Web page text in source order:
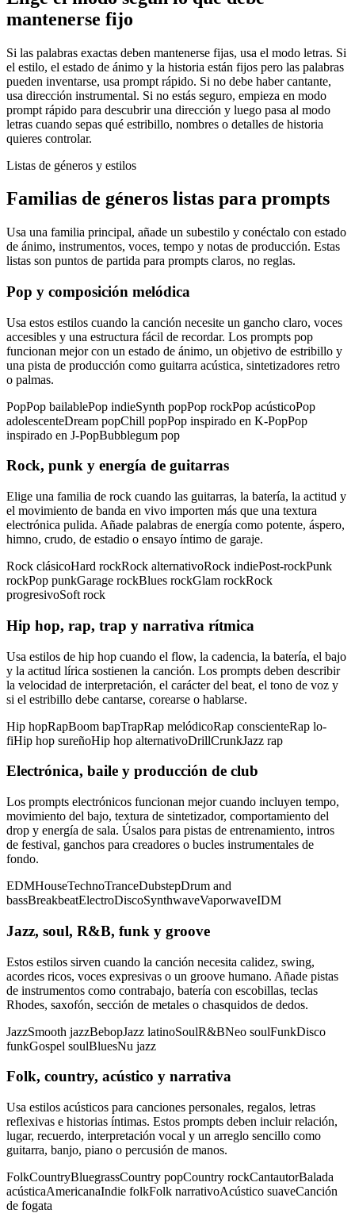
mantenerse fijo
Si las palabras exactas deben mantenerse fijas, usa el modo letras. Si
el estilo, el estado de ánimo y la historia están fijos pero las palabras
pueden inventarse, usa prompt rápido. Si no debe haber cantante,
usa dirección instrumental. Si no estás seguro, empieza en modo
prompt rápido para descubrir una dirección y luego pasa al modo
letras cuando sepas qué estribillo, nombres o detalles de historia
quieres controlar.
Listas de géneros y estilos
Familias de géneros listas para prompts
Usa una familia principal, añade un subestilo y conéctalo con estado
de ánimo, instrumentos, voces, tempo y notas de producción. Estas
listas son puntos de partida para prompts claros, no reglas.
Pop y composición melódica
Usa estos estilos cuando la canción necesite un gancho claro, voces
accesibles y una estructura fácil de recordar. Los prompts pop
funcionan mejor con un estado de ánimo, un objetivo de estribillo y
una pista de producción como guitarra acústica, sintetizadores retro
o palmas.
PopPop bailablePop indieSynth popPop rockPop acústicoPop
adolescenteDream popChill popPop inspirado en K-PopPop
inspirado en J-PopBubblegum pop
Rock, punk y energía de guitarras
Elige una familia de rock cuando las guitarras, la batería, la actitud y
el movimiento de banda en vivo importen más que una textura
electrónica pulida. Añade palabras de energía como potente, áspero,
himno, crudo, de estadio o ensayo íntimo de garaje.
Rock clásicoHard rockRock alternativoRock indiePost-rockPunk
rockPop punkGarage rockBlues rockGlam rockRock
progresivoSoft rock
Hip hop, rap, trap y narrativa rítmica
Usa estilos de hip hop cuando el flow, la cadencia, la batería, el bajo
y la actitud lírica sostienen la canción. Los prompts deben describir
la velocidad de interpretación, el carácter del beat, el tono de voz y
si el estribillo debe cantarse, corearse o hablarse.
Hip hopRapBoom bapTrapRap melódicoRap conscienteRap lo-
fiHip hop sureñoHip hop alternativoDrillCrunkJazz rap
Electrónica, baile y producción de club
Los prompts electrónicos funcionan mejor cuando incluyen tempo,
movimiento del bajo, textura de sintetizador, comportamiento del
drop y energía de sala. Úsalos para pistas de entrenamiento, intros
de festival, ganchos para creadores o bucles instrumentales de
fondo.
EDMHouseTechnoTranceDubstepDrum and
bassBreakbeatElectroDiscoSynthwaveVaporwaveIDM
Jazz, soul, R&B, funk y groove
Estos estilos sirven cuando la canción necesita calidez, swing,
acordes ricos, voces expresivas o un groove humano. Añade pistas
de instrumentos como contrabajo, batería con escobillas, teclas
Rhodes, saxofón, sección de metales o chasquidos de dedos.
JazzSmooth jazzBebopJazz latinoSoulR&BNeo soulFunkDisco
funkGospel soulBluesNu jazz
Folk, country, acústico y narrativa
Usa estilos acústicos para canciones personales, regalos, letras
reflexivas e historias íntimas. Estos prompts deben incluir relación,
lugar, recuerdo, interpretación vocal y un arreglo sencillo como
guitarra, banjo, piano o percusión de manos.
FolkCountryBluegrassCountry popCountry rockCantautorBalada
acústicaAmericanaIndie folkFolk narrativoAcústico suaveCanción
de fogata